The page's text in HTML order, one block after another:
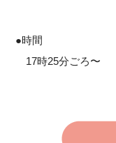
●時間
17時25分ごろ〜